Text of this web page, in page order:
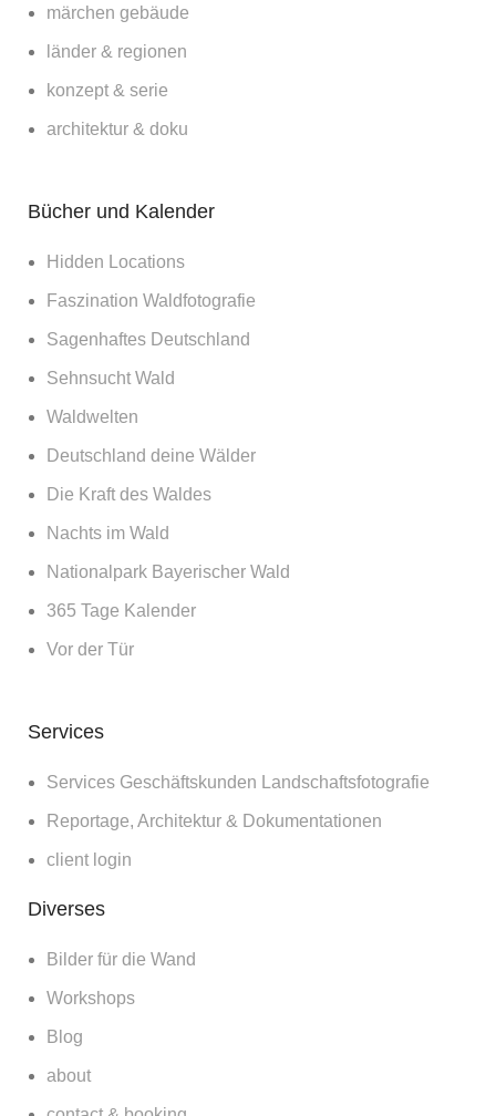
märchen gebäude
länder & regionen
konzept & serie
architektur & doku
Bücher und Kalender
Hidden Locations
Faszination Waldfotografie
Sagenhaftes Deutschland
Sehnsucht Wald
Waldwelten
Deutschland deine Wälder
Die Kraft des Waldes
Nachts im Wald
Nationalpark Bayerischer Wald
365 Tage Kalender
Vor der Tür
Services
Services Geschäftskunden Landschaftsfotografie
Reportage, Architektur & Dokumentationen
client login
Diverses
Bilder für die Wand
Workshops
Blog
about